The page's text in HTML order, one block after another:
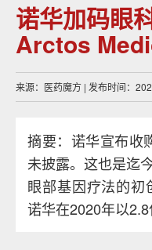
诺华加码眼
Arctos
来源：医药魔方 | 发布时间：
摘要：诺华宣布收
未披露。这也是迄
眼部基因疗法的初
诺华在2020年以2.8